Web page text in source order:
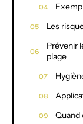
Les
Prévenir
plage
Quand